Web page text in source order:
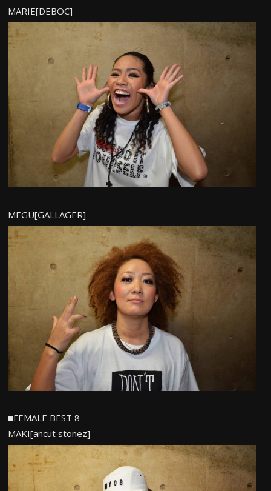
MARIE[DEBOC]
MEGU[GALLAGER]
■FEMALE BEST 8
MAKI[ancut stonez]